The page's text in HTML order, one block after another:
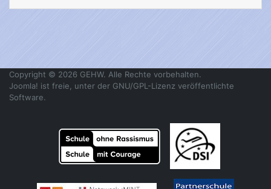
Copyright © 2026 GEHW. Alle Rechte vorbehalten.
Joomla! ist freie, unter der GNU/GPL-Lizenz veröffentlichte
Software.